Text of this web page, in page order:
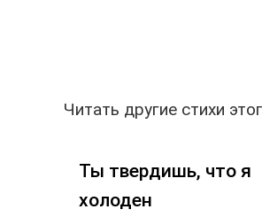
Читать другие стихи
Ты твердишь, что я
холоден